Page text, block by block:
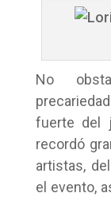
No
fuerte del
recordó
artistas,
el evento,